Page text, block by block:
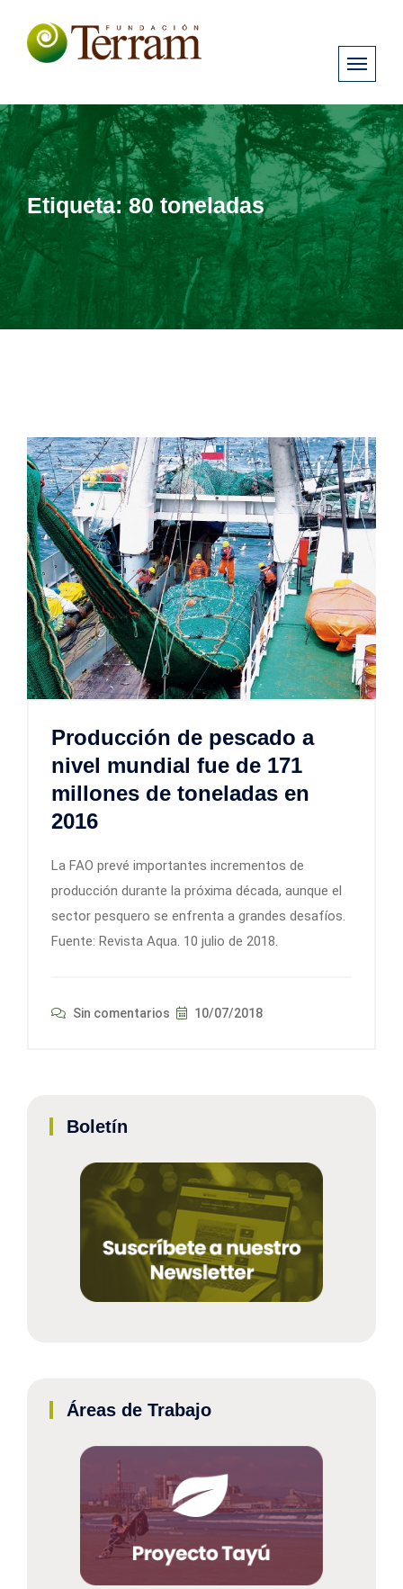
Etiqueta:80 toneladas
Producción de pescado a
nivel mundial fue de 171
millones de toneladas en
2016
La FAO prevé importantes incrementos de
producción durante la próxima década, aunque el
sector pesquero se enfrenta a grandes desafíos.
Fuente: Revista Aqua. 10 julio de 2018.
Sin comentarios 10/07/2018
Boletín
Áreas de Trabajo